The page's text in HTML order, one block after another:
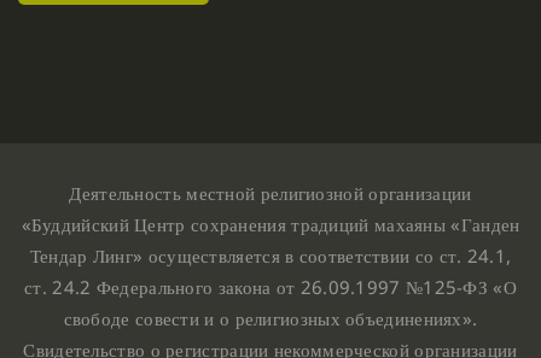
Деятельность местной религиозной организации
«Буддийский Центр сохранения традиций махаяны «Ганден
Тендар Линг» осуществляется в соответствии со ст. 24.1,
ст. 24.2 Федерального закона от 26.09.1997 №125-ФЗ «О
свободе совести и о религиозных объединениях».
Свидетельство о регистрации некоммерческой организации